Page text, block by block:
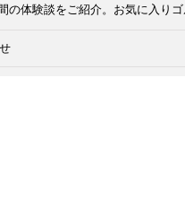
体験談をご紹介。お気に入り